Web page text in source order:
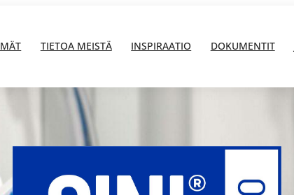
TIETOA MEISTÄ INSPIRAATIO DOKUMENTIT